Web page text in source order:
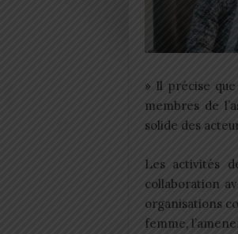
» Il précise
membres de
solide des
Les activités
collaboration
organisations
femme,